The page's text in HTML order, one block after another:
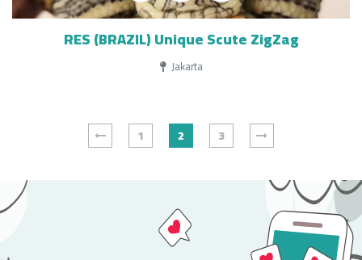
RES (BRAZIL) Unique Scute ZigZag
Jakarta
1 2 3